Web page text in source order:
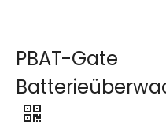
PBAT-Gate